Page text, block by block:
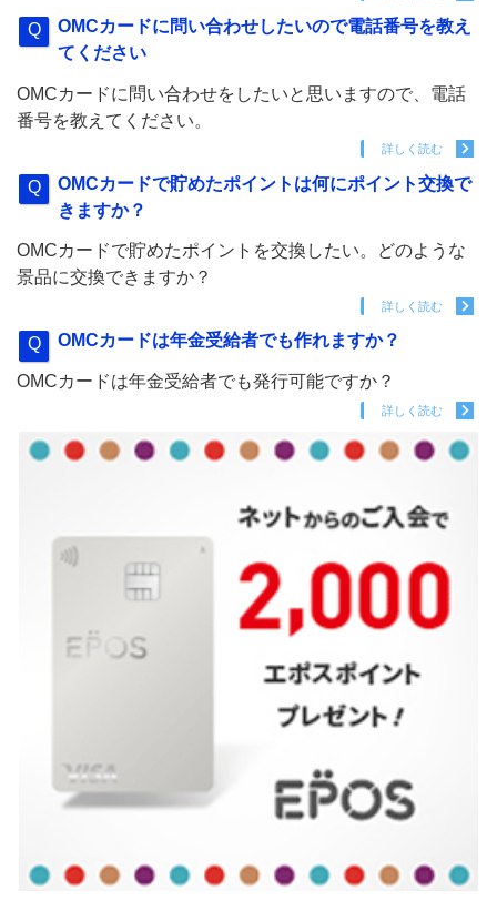
OMCカードに問い合わせしたいので電話番号を教え
てください
OMCカードに問い合わせをしたいと思いますので、電話
番号を教えてください。
詳しく読む
OMCカードで貯めたポイントは何にポイント交換で
きますか？
OMCカードで貯めたポイントを交換したい。どのような
景品に交換できますか？
詳しく読む
OMCカードは年金受給者でも作れますか？
OMCカードは年金受給者でも発行可能ですか？
詳しく読む